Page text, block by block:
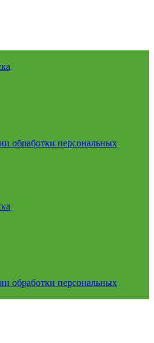
обработки персональных
обработки персональных